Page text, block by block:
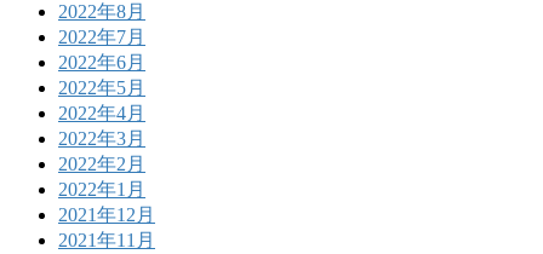
2022年8月
2022年7月
2022年6月
2022年5月
2022年4月
2022年3月
2022年2月
2022年1月
2021年12月
2021年11月